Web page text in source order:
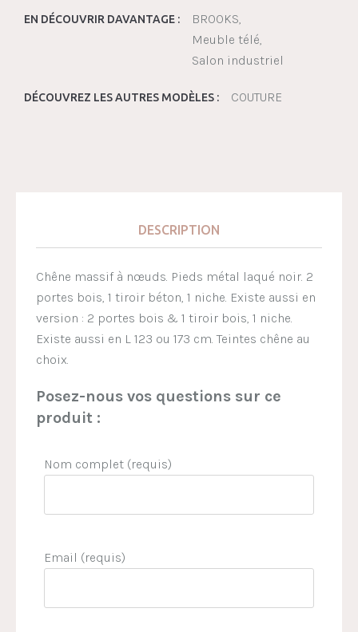
EN DÉCOUVRIR DAVANTAGE :
BROOKS
Meuble télé
Salon industriel
DÉCOUVREZ LES AUTRES MODÈLES : COUTURE
DESCRIPTION
Chêne massif à nœuds. Pieds métal laqué noir. 2
portes bois, 1 tiroir béton, 1 niche. Existe aussi en
version : 2 portes bois & 1 tiroir bois, 1 niche.
Existe aussi en L 123 ou 173 cm. Teintes chêne au
choix.
Posez-nous vos questions sur ce
produit :
Nom complet (requis)
Email (requis)